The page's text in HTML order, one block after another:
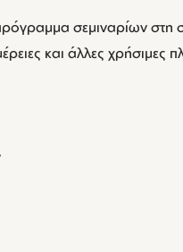
σεμιναρίων στη
και άλλες χρήσιμες